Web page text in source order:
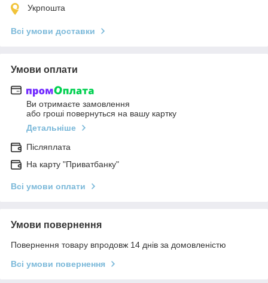
Укрпошта
Всі умови доставки
Умови оплати
Ви отримаєте замовлення
або гроші повернуться на вашу картку
Детальніше
Післяплата
На карту "Приватбанку"
Всі умови оплати
Умови повернення
Повернення товару впродовж 14 днів за домовленістю
Всі умови повернення